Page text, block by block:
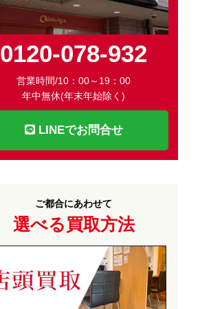
0120-078-932
営業時間/10：00～19：00
年中無休(年末年始除く)
LINEでお問合せ
ご都合にあわせて
選べる買取方法